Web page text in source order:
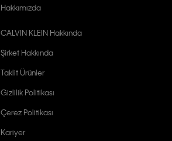
Hakkımızda
CALVIN KLEIN Hakkında
Şirket Hakkında
Taklit Ürünler
Gizlilik Politikası
Çerez Politikası
Kariyer